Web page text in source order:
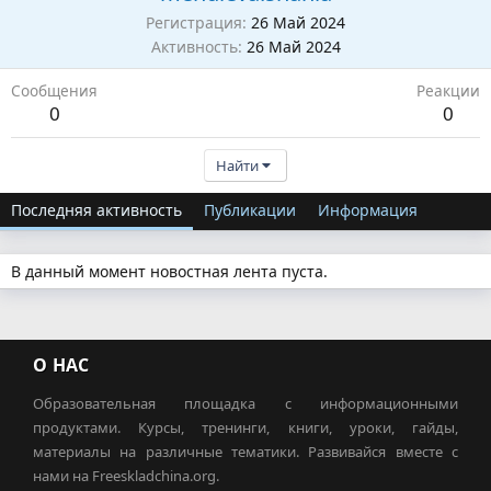
Регистрация 26 Май 2024
Активность 26 Май 2024
Сообщения
0
Реакции
0
Найти
Последняя активность Публикации Информация
В данный момент новостная лента пуста.
О НАС
Образовательная площадка с информационными
продуктами. Курсы, тренинги, книги, уроки, гайды,
материалы на различные тематики. Развивайся вместе с
нами на Freeskladchina.org.